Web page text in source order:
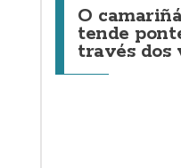
O
tende
través dos